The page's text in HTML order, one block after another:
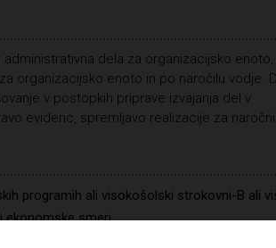
dela za organizacijsko enoto,
organizacijsko enoto in po naročilu vodje.
v postopkih priprave izvajanja del v
evidenc, spremljavo realizacije za
programih ali visokošolski strokovni-B ali
ekonomske smeri.